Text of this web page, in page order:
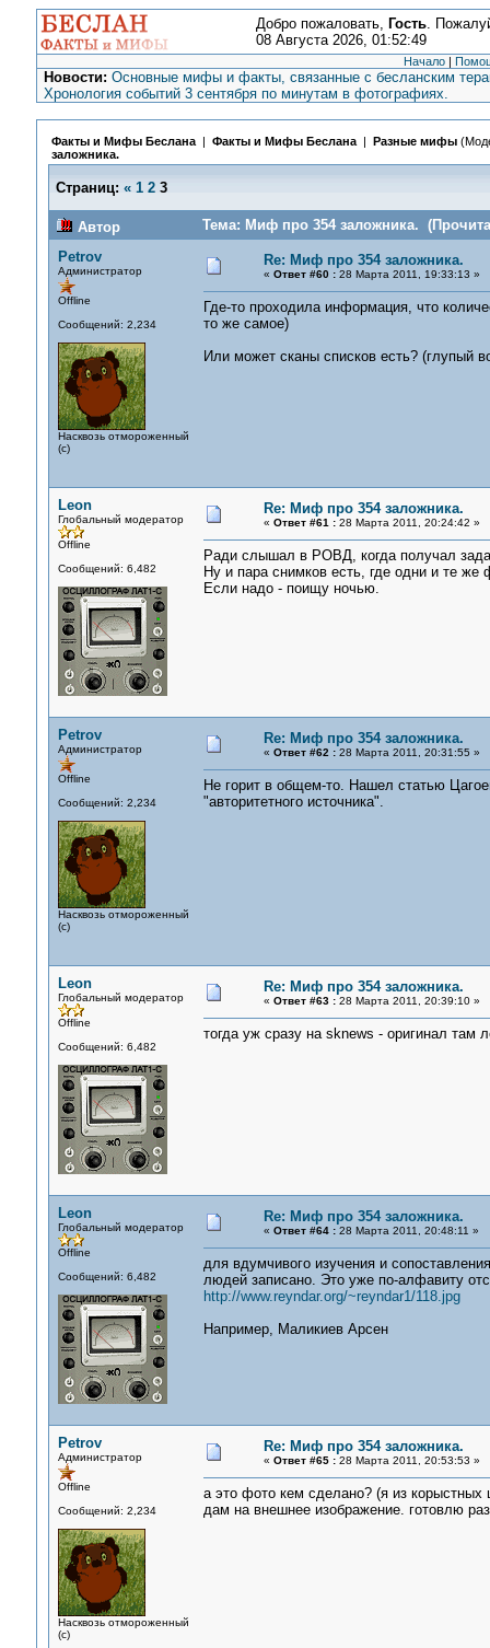
Добро пожаловать, Гость.
08 Августа 2026, 01:52:49
Начало |
Новости: Основные мифы и факты, связанные с бесланским
Хронология событий 3 сентября по минутам в фотографиях.
Факты и Мифы Беслана| Факты и Мифы Беслана| Разные мифы
заложника.
Страниц: « 1 2 3
Автор
Тема: Миф про 354 заложника.
Petrov
Администратор
Offline
Сообщений: 2,234
Насквозь отмороженный
(с)
Re: Миф про 354 заложника.
« Ответ #60 :28 Марта 2011, 19:33:13 »
Где-то проходила информация, что
то же самое)
Или может сканы списков есть? (глупый
Leon
Глобальный модератор
Offline
Сообщений: 6,482
Re: Миф про 354 заложника.
« Ответ #61 :28 Марта 2011, 20:24:42 »
Ради слышал в РОВД, когда получал
Ну и пара снимков есть, где одни и те же
Если надо - поищу ночью.
Petrov
Администратор
Offline
Сообщений: 2,234
Насквозь отмороженный
(с)
Re: Миф про 354 заложника.
« Ответ #62 :28 Марта 2011, 20:31:55 »
Не горит в общем-то. Нашел статью
"авторитетного источника".
Leon
Глобальный модератор
Offline
Сообщений: 6,482
Re: Миф про 354 заложника.
« Ответ #63 :28 Марта 2011, 20:39:10 »
тогда уж сразу на sknews - оригинал там
Leon
Глобальный модератор
Offline
Сообщений: 6,482
Re: Миф про 354 заложника.
« Ответ #64 :28 Марта 2011, 20:48:11 »
для вдумчивого изучения и
людей записано. Это уже по-алфавиту
http://www.reyndar.org/~reyndar1/118.jpg
Например, Маликиев Арсен
Petrov
Администратор
Offline
Сообщений: 2,234
Насквозь отмороженный
(с)
Re: Миф про 354 заложника.
« Ответ #65 :28 Марта 2011, 20:53:53 »
а это фото кем сделано? (я из корыстных
дам на внешнее изображение. готовлю